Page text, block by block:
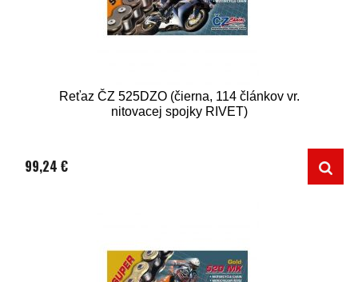
Reťaz ČZ 525DZO (čierna, 114 článkov vr.
nitovacej spojky RIVET)
99,24 €